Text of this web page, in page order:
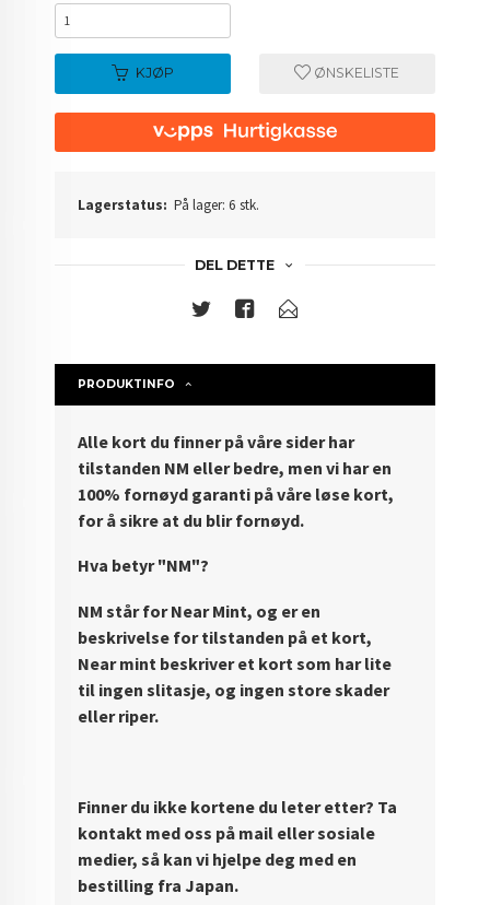
KJØP ØNSKELISTE
Lagerstatus: På lager: 6 stk.
DEL DETTE
PRODUKTINFO
Alle kort du finner på våre sider har
tilstanden NM eller bedre, men vi har en
100% fornøyd garanti på våre løse kort,
for å sikre at du blir fornøyd.
Hva betyr "NM"?
NM står for Near Mint, og er en
beskrivelse for tilstanden på et kort,
Near mint beskriver et kort som har lite
til ingen slitasje, og ingen store skader
eller riper.
Finner du ikke kortene du leter etter? Ta
kontakt med oss på mail eller sosiale
medier, så kan vi hjelpe deg med en
bestilling fra Japan.